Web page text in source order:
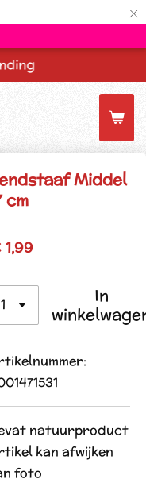
×
Middel
cm
In
natuurproduct
kan afwijken
foto